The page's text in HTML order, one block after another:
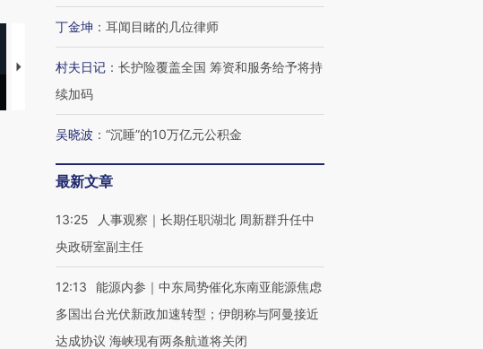
【推广】走进第四届链博
【商旅对话】华住集团
丁金坤 ： 耳闻目睹的几位律师
村夫日记 ： 长护险覆盖全国 筹资和服务给予将持
续加码
吴晓波 ： “沉睡”的10万亿元公积金
最新文章
13:25
人事观察｜长期任职湖北 周新群升任中
央政研室副主任
12:13
能源内参｜中东局势催化东南亚能源焦虑
多国出台光伏新政加速转型；伊朗称与阿曼接近
达成协议 海峡现有两条航道将关闭